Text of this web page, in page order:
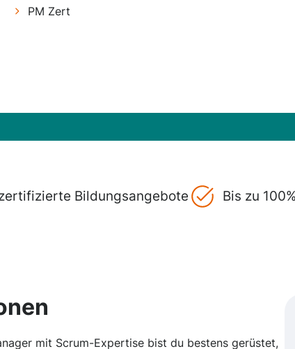
PM Zert
Bildungsangebote Bis zu
mit Scrum-Expertise bist du bestens gerüstet,